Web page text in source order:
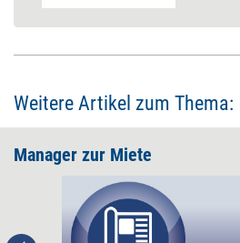
Weitere Artikel zum Thema:
Manager zur Miete